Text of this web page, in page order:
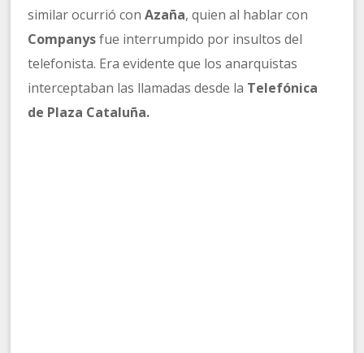
similar ocurrió conAzaña, quien al hablar con
Companysfue interrumpido por insultos del
telefonista. Era evidente que los anarquistas
interceptaban las llamadas desde la Telefónica
de Plaza Cataluña.